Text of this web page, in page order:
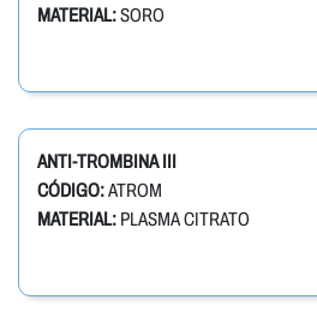
MATERIAL:SORO
ANTI-TROMBINA III
CÓDIGO:ATROM
MATERIAL: PLASMA CITRATO